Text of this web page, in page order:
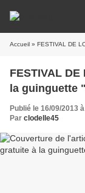
Accueil » FESTIVAL DE
FESTIVAL
la guinguette
Publié le 16/09/2013
Par clodelle45